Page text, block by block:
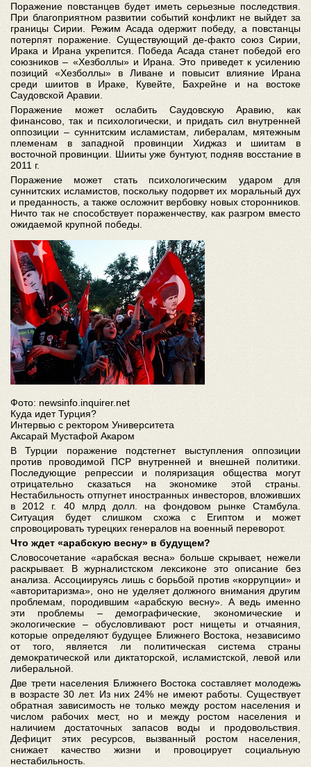
Поражение повстанцев будет иметь серьезные последствия.
При благоприятном развитии событий конфликт не выйдет за
границы Сирии. Режим Асада одержит победу, а повстанцы
потерпят поражение. Существующий де-факто союз Сирии,
Ирака и Ирана укрепится. Победа Асада станет победой его
союзников – «Хезболлы» и Ирана. Это приведет к усилению
позиций «Хезболлы» в Ливане и повысит влияние Ирана
среди шиитов в Ираке, Кувейте, Бахрейне и на востоке
Саудовской Аравии.
Поражение может ослабить Саудовскую Аравию, как
финансово, так и психологически, и придать сил внутренней
оппозиции – суннитским исламистам, либералам, мятежным
племенам в западной провинции Хиджаз и шиитам в
восточной провинции. Шииты уже бунтуют, подняв восстание в
2011 г.
Поражение может стать психологическим ударом для
суннитских исламистов, поскольку подорвет их моральный дух
и преданность, а также осложнит вербовку новых сторонников.
Ничто так не способствует пораженчеству, как разгром вместо
ожидаемой крупной победы.
Фото: newsinfo.inquirer.net
Куда идет Турция?
Интервью с ректором Университета
Аксарай Мустафой Акаром
В Турции поражение подстегнет выступления оппозиции
против проводимой ПСР внутренней и внешней политики.
Последующие репрессии и поляризация общества могут
отрицательно сказаться на экономике этой страны.
Нестабильность отпугнет иностранных инвесторов, вложивших
в 2012 г. 40 млрд долл. на фондовом рынке Стамбула.
Ситуация будет слишком схожа с Египтом и может
спровоцировать турецких генералов на военный переворот.
Что ждет «арабскую весну» в будущем?
Словосочетание «арабская весна» больше скрывает, нежели
раскрывает. В журналистском лексиконе это описание без
анализа. Ассоциируясь лишь с борьбой против «коррупции» и
«авторитаризма», оно не уделяет должного внимания другим
проблемам, породившим «арабскую весну». А ведь именно
эти проблемы – демографические, экономические и
экологические – обусловливают рост нищеты и отчаяния,
которые определяют будущее Ближнего Востока, независимо
от того, является ли политическая система страны
демократической или диктаторской, исламистской, левой или
либеральной.
Две трети населения Ближнего Востока составляет молодежь
в возрасте 30 лет. Из них 24% не имеют работы. Существует
обратная зависимость не только между ростом населения и
числом рабочих мест, но и между ростом населения и
наличием достаточных запасов воды и продовольствия.
Дефицит этих ресурсов, вызванный ростом населения,
снижает качество жизни и провоцирует социальную
нестабильность.